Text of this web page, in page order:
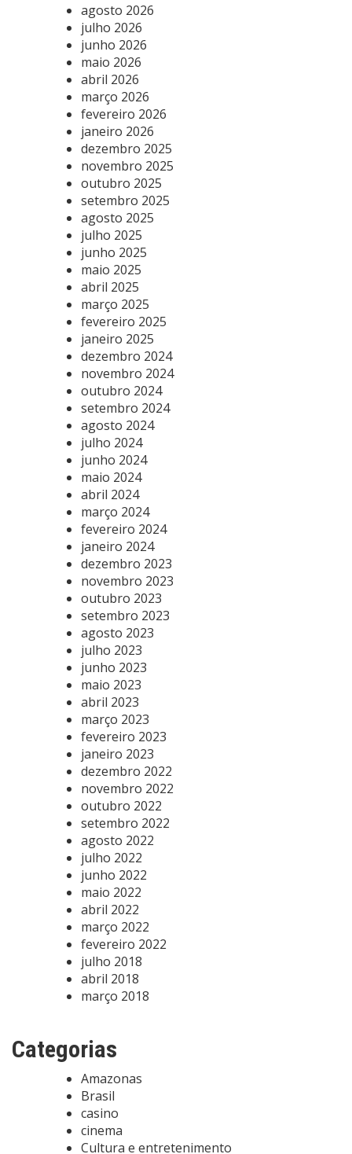
agosto 2026
julho 2026
junho 2026
maio 2026
abril 2026
março 2026
fevereiro 2026
janeiro 2026
dezembro 2025
novembro 2025
outubro 2025
setembro 2025
agosto 2025
julho 2025
junho 2025
maio 2025
abril 2025
março 2025
fevereiro 2025
janeiro 2025
dezembro 2024
novembro 2024
outubro 2024
setembro 2024
agosto 2024
julho 2024
junho 2024
maio 2024
abril 2024
março 2024
fevereiro 2024
janeiro 2024
dezembro 2023
novembro 2023
outubro 2023
setembro 2023
agosto 2023
julho 2023
junho 2023
maio 2023
abril 2023
março 2023
fevereiro 2023
janeiro 2023
dezembro 2022
novembro 2022
outubro 2022
setembro 2022
agosto 2022
julho 2022
junho 2022
maio 2022
abril 2022
março 2022
fevereiro 2022
julho 2018
abril 2018
março 2018
Categorias
Amazonas
Brasil
casino
cinema
Cultura e entretenimento